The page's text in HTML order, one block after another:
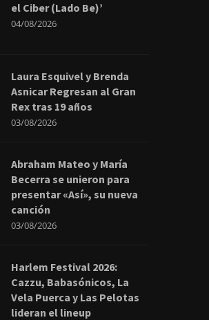
el Ciber (Lado Be)’
04/08/2026
Laura Esquivel y Brenda
Asnicar Regresan al Gran
Rex tras 19 años
03/08/2026
Abraham Mateo y María
Becerra se unieron para
presentar «Así», su nueva
canción
03/08/2026
Harlem Festival 2026:
Cazzu, Babasónicos, La
Vela Puerca y Las Pelotas
lideran el lineup